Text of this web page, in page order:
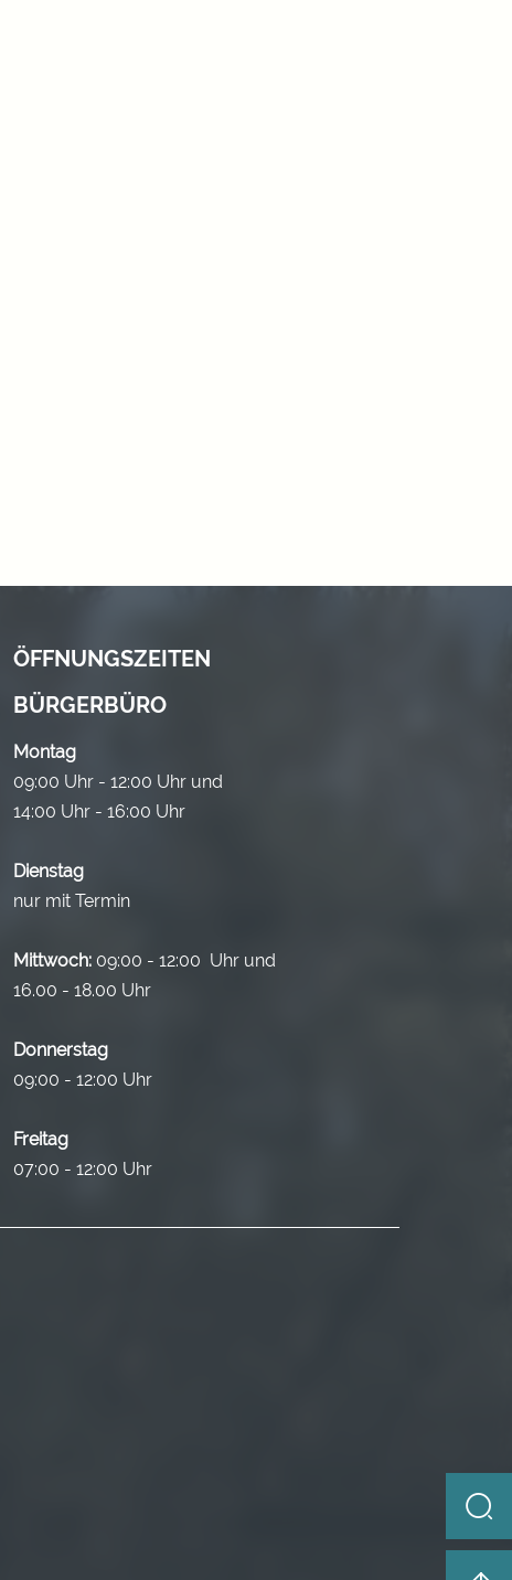
ÖFFNUNGSZEITEN
BÜRGERBÜRO
Montag
09:00 Uhr - 12:00 Uhr und
14:00 Uhr - 16:00 Uhr
Dienstag
nur mit Termin
Mittwoch: 09:00 - 12:00 Uhr und
16.00 - 18.00 Uhr
Donnerstag
09:00 - 12:00 Uhr
Freitag
07:00 - 12:00 Uhr